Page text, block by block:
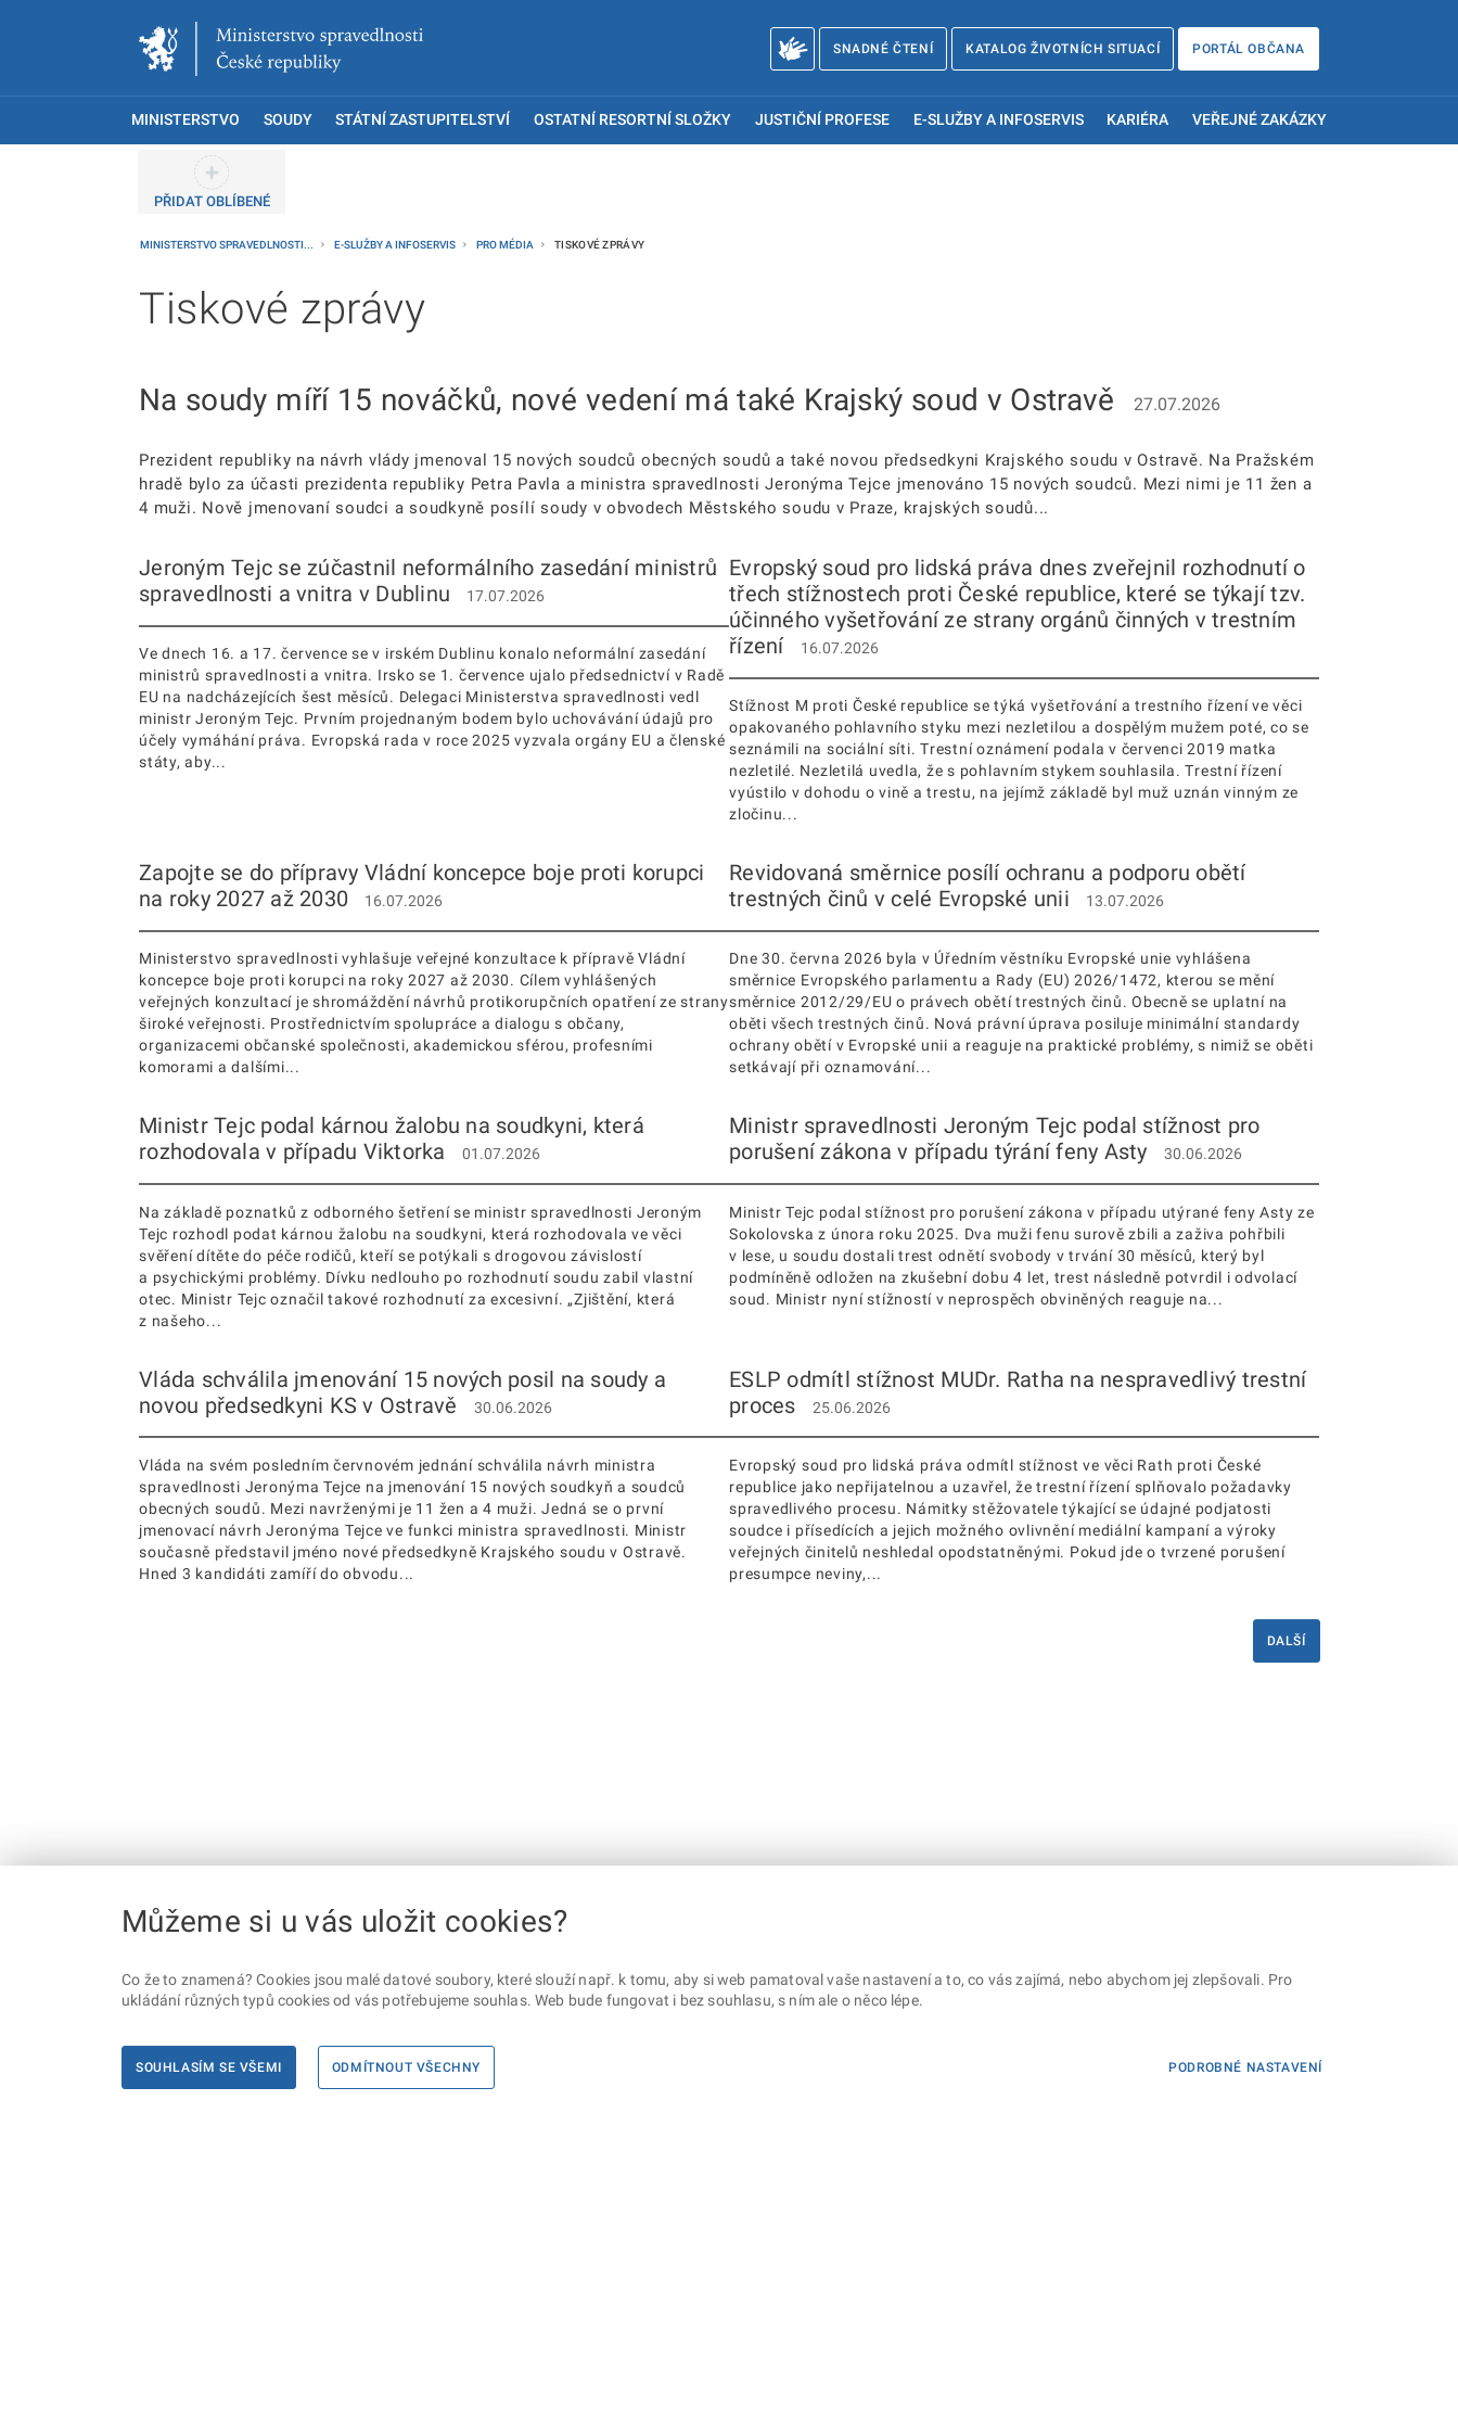
SNADNÉ ČTENÍ KATALOG ŽIVOTNÍCH SITUACÍ PORTÁL OBČANA
MINISTERSTVO SOUDY STÁTNÍ ZASTUPITELSTVÍ OSTATNÍ RESORTNÍ SLOŽKY JUSTIČNÍ PROFESE E-SLUŽBY A INFOSERVIS KARIÉRA VEŘEJNÉ ZAKÁZKY
PŘIDAT OBLÍBENÉ
MINISTERSTVO SPRAVEDLNOSTI... E-SLUŽBY A INFOSERVIS PRO MÉDIA TISKOVÉ ZPRÁVY
Tiskové zprávy
Na soudy míří 15 nováčků, nové vedení má také Krajský soud v Ostravě 27.07.2026
Prezident republiky na návrh vlády jmenoval 15 nových soudců obecných soudů a také novou předsedkyni Krajského soudu v Ostravě. Na Pražském
hradě bylo za účasti prezidenta republiky Petra Pavla a ministra spravedlnosti Jeronýma Tejce jmenováno 15 nových soudců. Mezi nimi je 11 žen a
4 muži. Nově jmenovaní soudci a soudkyně posílí soudy v obvodech Městského soudu v Praze, krajských soudů...
Jeroným Tejc se zúčastnil neformálního zasedání ministrů
spravedlnosti a vnitra v Dublinu
17.07.2026
Ve dnech 16. a 17. července se v irském Dublinu konalo neformální zasedání
ministrů spravedlnosti a vnitra. Irsko se 1. července ujalo předsednictví v Radě
EU na nadcházejících šest měsíců. Delegaci Ministerstva spravedlnosti vedl
ministr Jeroným Tejc. Prvním projednaným bodem bylo uchovávání údajů pro
účely vymáhání práva. Evropská rada v roce 2025 vyzvala orgány EU a členské
státy, aby...
Evropský soud pro lidská práva dnes zveřejnil rozhodnutí o
třech stížnostech proti České republice, které se týkají tzv.
účinného vyšetřování ze strany orgánů činných v trestním
řízení
16.07.2026
Stížnost M proti České republice se týká vyšetřování a trestního řízení ve věci
opakovaného pohlavního styku mezi nezletilou a dospělým mužem poté, co se
seznámili na sociální síti. Trestní oznámení podala v červenci 2019 matka
nezletilé. Nezletilá uvedla, že s pohlavním stykem souhlasila. Trestní řízení
vyústilo v dohodu o vině a trestu, na jejímž základě byl muž uznán vinným ze
zločinu...
Zapojte se do přípravy Vládní koncepce boje proti korupci
na roky 2027 až 2030
16.07.2026
Ministerstvo spravedlnosti vyhlašuje veřejné konzultace k přípravě Vládní
koncepce boje proti korupci na roky 2027 až 2030. Cílem vyhlášených
veřejných konzultací je shromáždění návrhů protikorupčních opatření ze strany
široké veřejnosti. Prostřednictvím spolupráce a dialogu s občany,
organizacemi občanské společnosti, akademickou sférou, profesními
komorami a dalšími...
Revidovaná směrnice posílí ochranu a podporu obětí
trestných činů v celé Evropské unii
13.07.2026
Dne 30. června 2026 byla v Úředním věstníku Evropské unie vyhlášena
směrnice Evropského parlamentu a Rady (EU) 2026/1472, kterou se mění
směrnice 2012/29/EU o právech obětí trestných činů. Obecně se uplatní na
oběti všech trestných činů. Nová právní úprava posiluje minimální standardy
ochrany obětí v Evropské unii a reaguje na praktické problémy, s nimiž se oběti
setkávají při oznamování...
Ministr Tejc podal kárnou žalobu na soudkyni, která
rozhodovala v případu Viktorka
01.07.2026
Na základě poznatků z odborného šetření se ministr spravedlnosti Jeroným
Tejc rozhodl podat kárnou žalobu na soudkyni, která rozhodovala ve věci
svěření dítěte do péče rodičů, kteří se potýkali s drogovou závislostí
a psychickými problémy. Dívku nedlouho po rozhodnutí soudu zabil vlastní
otec. Ministr Tejc označil takové rozhodnutí za excesivní. „Zjištění, která
z našeho...
Ministr spravedlnosti Jeroným Tejc podal stížnost pro
porušení zákona v případu týrání feny Asty
30.06.2026
Ministr Tejc podal stížnost pro porušení zákona v případu utýrané feny Asty ze
Sokolovska z února roku 2025. Dva muži fenu surově zbili a zaživa pohřbili
v lese, u soudu dostali trest odnětí svobody v trvání 30 měsíců, který byl
podmíněně odložen na zkušební dobu 4 let, trest následně potvrdil i odvolací
soud. Ministr nyní stížností v neprospěch obviněných reaguje na...
Vláda schválila jmenování 15 nových posil na soudy a
novou předsedkyni KS v Ostravě
30.06.2026
Vláda na svém posledním červnovém jednání schválila návrh ministra
spravedlnosti Jeronýma Tejce na jmenování 15 nových soudkyň a soudců
obecných soudů. Mezi navrženými je 11 žen a 4 muži. Jedná se o první
jmenovací návrh Jeronýma Tejce ve funkci ministra spravedlnosti. Ministr
současně představil jméno nové předsedkyně Krajského soudu v Ostravě.
Hned 3 kandidáti zamíří do obvodu...
ESLP odmítl stížnost MUDr. Ratha na nespravedlivý trestní
proces
25.06.2026
Evropský soud pro lidská práva odmítl stížnost ve věci Rath proti České
republice jako nepřijatelnou a uzavřel, že trestní řízení splňovalo požadavky
spravedlivého procesu. Námitky stěžovatele týkající se údajné podjatosti
soudce i přísedících a jejich možného ovlivnění mediální kampaní a výroky
veřejných činitelů neshledal opodstatněnými. Pokud jde o tvrzené porušení
presumpce neviny,...
DALŠÍ
Můžeme si u vás uložit cookies?
Co že to znamená? Cookies jsou malé datové soubory, které slouží např. k tomu, aby si web pamatoval vaše nastavení a to, co vás zajímá, nebo abychom jej zlepšovali. Pro
ukládání různých typů cookies od vás potřebujeme souhlas. Web bude fungovat i bez souhlasu, s ním ale o něco lépe.
SOUHLASÍM SE VŠEMI ODMÍTNOUT VŠECHNY PODROBNÉ NASTAVENÍ